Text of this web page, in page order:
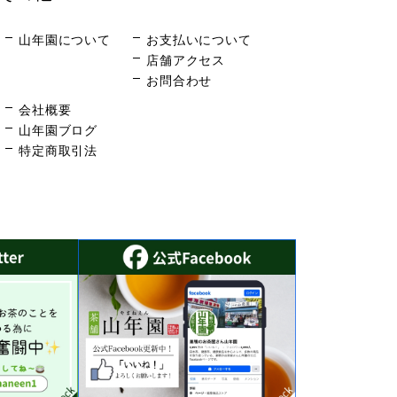
山年園について
お支払いについて
店舗アクセス
お問合わせ
会社概要
山年園ブログ
特定商取引法